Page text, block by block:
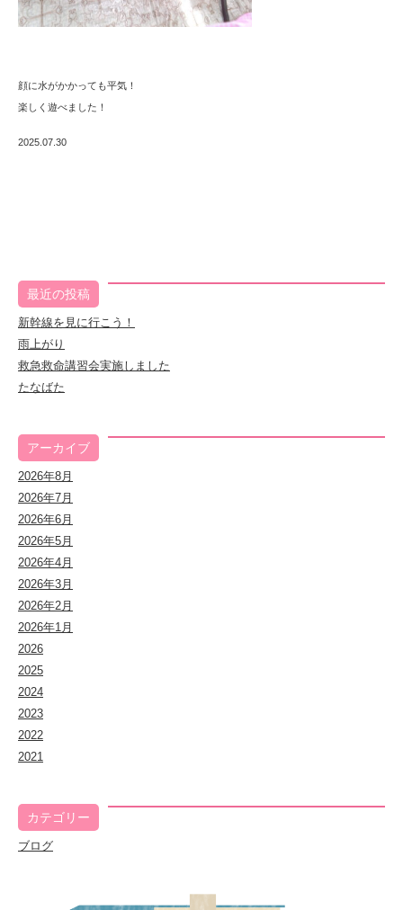
顔に水がかかっても平気！
楽しく遊べました！
2025.07.30
最近の投稿
新幹線を見に行こう！
雨上がり
救急救命講習会実施しました
たなばた
アーカイブ
2026年8月
2026年7月
2026年6月
2026年5月
2026年4月
2026年3月
2026年2月
2026年1月
2026
2025
2024
2023
2022
2021
カテゴリー
ブログ